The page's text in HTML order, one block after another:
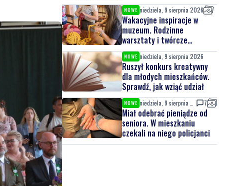
NOWE niedziela, 9 sierpnia 2026
Wakacyjne inspiracje w
muzeum. Rodzinne
warsztaty i twórcze
spotkania
NOWE niedziela, 9 sierpnia 2026
Ruszył konkurs kreatywny
dla młodych mieszkańców.
Sprawdź, jak wziąć udział
NOWE 7
Miał odebrać pieniądze od
seniora. W mieszkaniu
czekali na niego policjanci